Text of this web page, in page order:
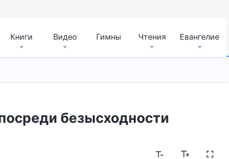
Книги Видео Гимны Чтения Евангелие
безысходности